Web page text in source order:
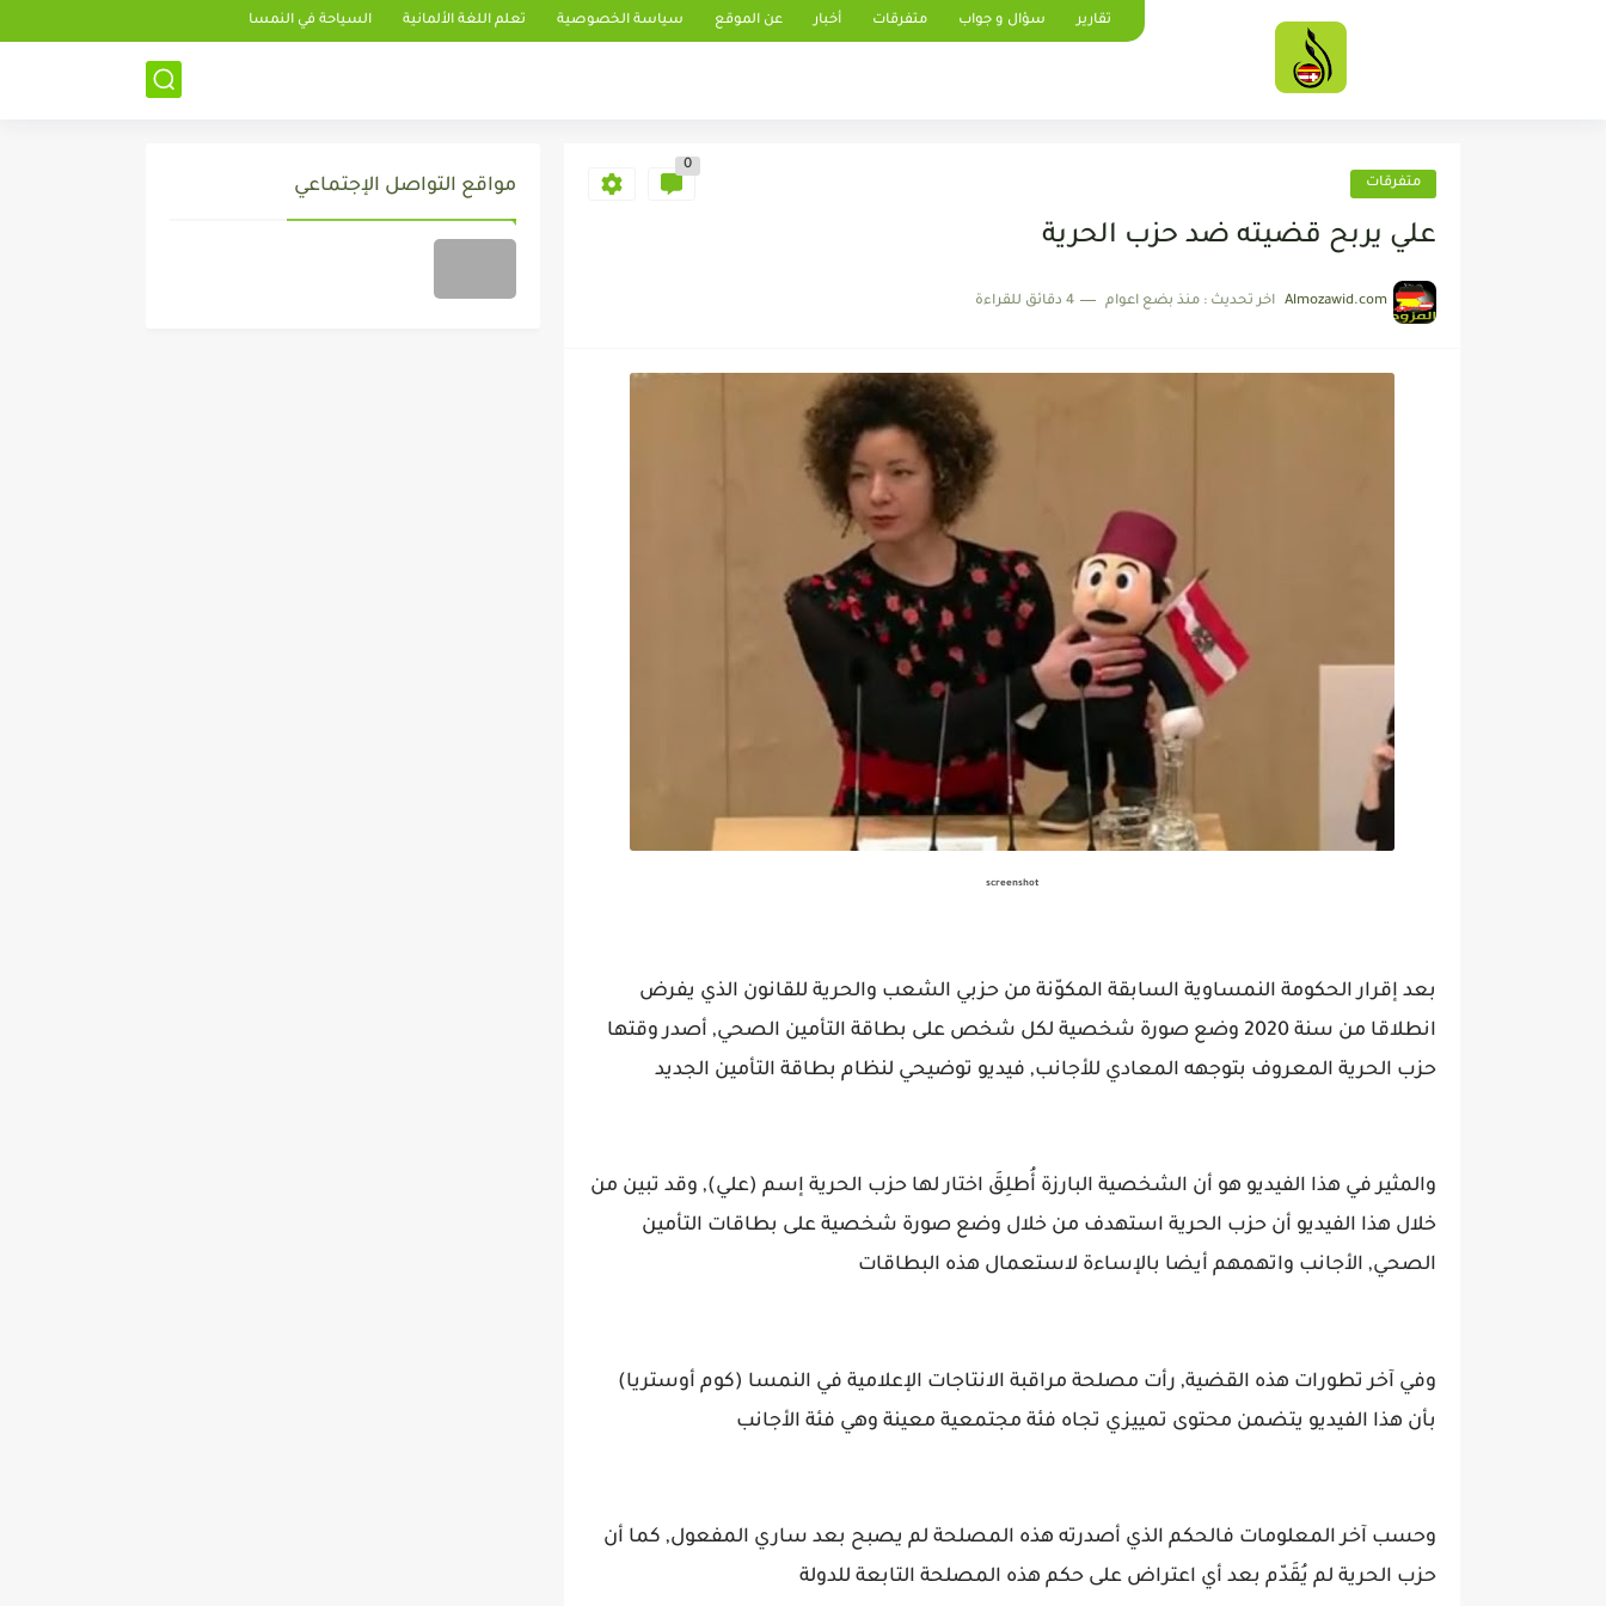
تقارير سؤال و جواب متفرقات أخبار عن الموقع سياسة الخصوصية تعلم اللغة الألمانية السياحة في النمسا
متفرقات
0
علي يربح قضيته ضد حزب الحرية
Almozawid.com اخر تحديث : منذ بضع اعوام 4 دقائق للقراءة
screenshot
بعد إقرار الحكومة النمساوية السابقة المكوّنة من حزبي الشعب والحرية للقانون الذي يفرض
انطلاقا من سنة 2020 وضع صورة شخصية لكل شخص على بطاقة التأمين الصحي, أصدر وقتها
حزب الحرية المعروف بتوجهه المعادي للأجانب, فيديو توضيحي لنظام بطاقة التأمين الجديد
والمثير في هذا الفيديو هو أن الشخصية البارزة أُطلِقَ اختار لها حزب الحرية إسم (علي), وقد تبين من
خلال هذا الفيديو أن حزب الحرية استهدف من خلال وضع صورة شخصية على بطاقات التأمين
الصحي, الأجانب واتهمهم أيضا بالإساءة لاستعمال هذه البطاقات
وفي آخر تطورات هذه القضية, رأت مصلحة مراقبة الانتاجات الإعلامية في النمسا (كوم أوستريا)
بأن هذا الفيديو يتضمن محتوى تمييزي تجاه فئة مجتمعية معينة وهي فئة الأجانب
وحسب آخر المعلومات فالحكم الذي أصدرته هذه المصلحة لم يصبح بعد ساري المفعول, كما أن
حزب الحرية لم يُقَدّم بعد أي اعتراض على حكم هذه المصلحة التابعة للدولة
مواقع التواصل الإجتماعي